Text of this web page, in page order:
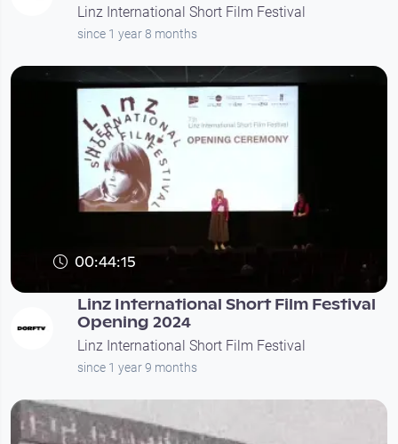
Linz International Short Film Festival
since 1 year 8 months
00:44:15
Linz International Short Film Festival
Opening 2024
Linz International Short Film Festival
since 1 year 9 months